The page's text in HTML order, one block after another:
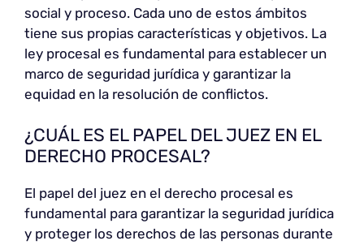
social y proceso. Cada uno de estos ámbitos
tiene sus propias características y objetivos. La
ley procesal es fundamental para establecer un
marco de seguridad jurídica y garantizar la
equidad en la resolución de conflictos.
¿CUÁL ES EL PAPEL DEL JUEZ EN EL
DERECHO PROCESAL?
El papel del juez en el derecho procesal es
fundamental para garantizar la seguridad jurídica
y proteger los derechos de las personas durante